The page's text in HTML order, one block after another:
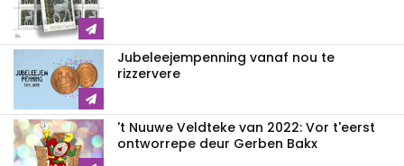
Jubeleejempenning vanaf nou te
rizzervere
't Nuuwe Veldteke van 2022: Vor t'eerst
ontworrepe deur Gerben Bakx